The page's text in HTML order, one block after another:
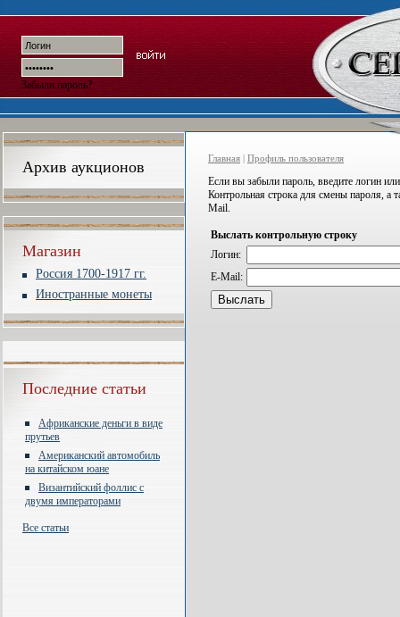
Забыли пароль?
Архив аукционов
Магазин
Россия 1700-1917 гг.
Иностранные монеты
Последние статьи
Африканские деньги в виде
прутьев
Американский автомобиль
на китайском юане
Византийский фоллис с
двумя императорами
Все статьи
Главная | Профиль пользователя
Если вы забыли пароль, введите логин
Контрольная строка для смены пароля, а
Mail.
Выслать контрольную строку
Логин:
E-Mail: